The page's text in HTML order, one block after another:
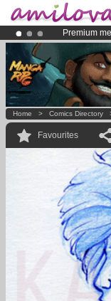
Premium
Amilova
Already
Home > Comics Directory
Favourites